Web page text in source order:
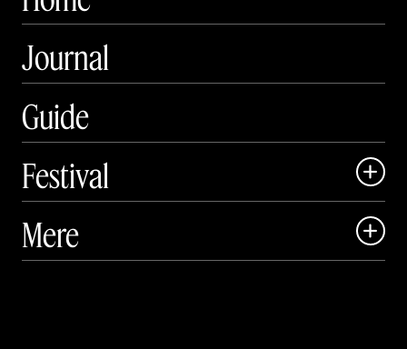
Journal
Guide
Festival

 Art Matter Festival
Mere 